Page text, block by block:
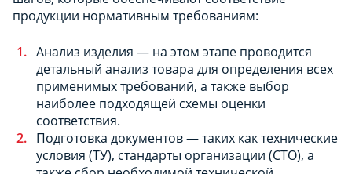
продукции нормативным требованиям:
Анализ изделия — на этом этапе проводится
детальный анализ товара для определения всех
применимых требований, а также выбор
наиболее подходящей схемы оценки
соответствия.
Подготовка документов — таких как технические
условия (ТУ), стандарты организации (СТО), а